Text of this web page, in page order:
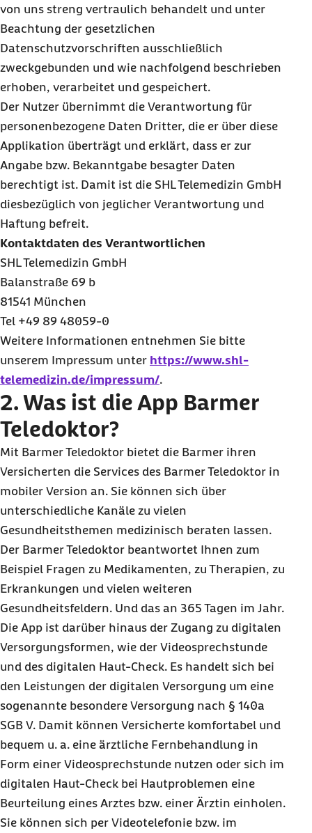
13. Wie können Sie Ihre Daten in der App Barmer
Teledoktor löschen?
14. Welche Datenschutzrechte haben Sie?
15. Kontaktdaten des Datenschutzbeauftragten
16. Änderungen der Datenschutzerklärung
von uns streng vertraulich behandelt und unter
Beachtung der gesetzlichen
Datenschutzvorschriften ausschließlich
zweckgebunden und wie nachfolgend beschrieben
erhoben, verarbeitet und gespeichert.
Der Nutzer übernimmt die Verantwortung für
personenbezogene Daten Dritter, die er über diese
Applikation überträgt und erklärt, dass er zur
Angabe bzw. Bekanntgabe besagter Daten
berechtigt ist. Damit ist die SHL Telemedizin GmbH
diesbezüglich von jeglicher Verantwortung und
Haftung befreit.
Kontaktdaten des Verantwortlichen
SHL Telemedizin GmbH
Balanstraße 69 b
81541 München
Tel +49 89 48059-0
Weitere Informationen entnehmen Sie bitte
unserem Impressum unter https://www.shl-
telemedizin.de/impressum/.
2. Was ist die App Barmer
Teledoktor?
Mit Barmer Teledoktor bietet die Barmer ihren
Versicherten die Services des Barmer Teledoktor in
mobiler Version an. Sie können sich über
unterschiedliche Kanäle zu vielen
Gesundheitsthemen medizinisch beraten lassen.
Der Barmer Teledoktor beantwortet Ihnen zum
Beispiel Fragen zu Medikamenten, zu Therapien, zu
Erkrankungen und vielen weiteren
Gesundheitsfeldern. Und das an 365 Tagen im Jahr.
Die App ist darüber hinaus der Zugang zu digitalen
Versorgungsformen, wie der Videosprechstunde
und des digitalen Haut-Check. Es handelt sich bei
den Leistungen der digitalen Versorgung um eine
sogenannte besondere Versorgung nach § 140a
SGB V. Damit können Versicherte komfortabel und
bequem u. a. eine ärztliche Fernbehandlung in
Form einer Videosprechstunde nutzen oder sich im
digitalen Haut-Check bei Hautproblemen eine
Beurteilung eines Arztes bzw. einer Ärztin einholen.
Sie können sich per Videotelefonie bzw. im